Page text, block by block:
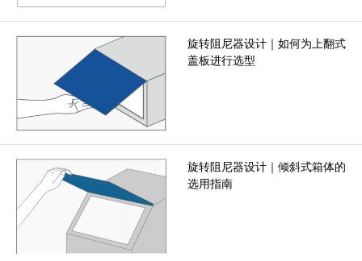
旋转阻尼器设计｜如何为上翻式
盖板进行选型
旋转阻尼器设计｜倾斜式箱体的
选用指南